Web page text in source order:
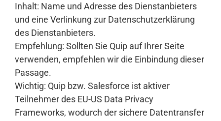
Inhalt: Name und Adresse des Dienstanbieters
und eine Verlinkung zur Datenschutzerklärung
des Dienstanbieters.
Empfehlung: Sollten Sie Quip auf Ihrer Seite
verwenden, empfehlen wir die Einbindung dieser
Passage.
Wichtig: Quip bzw. Salesforce ist aktiver
Teilnehmer des EU-US Data Privacy
Frameworks, wodurch der sichere Datentransfer